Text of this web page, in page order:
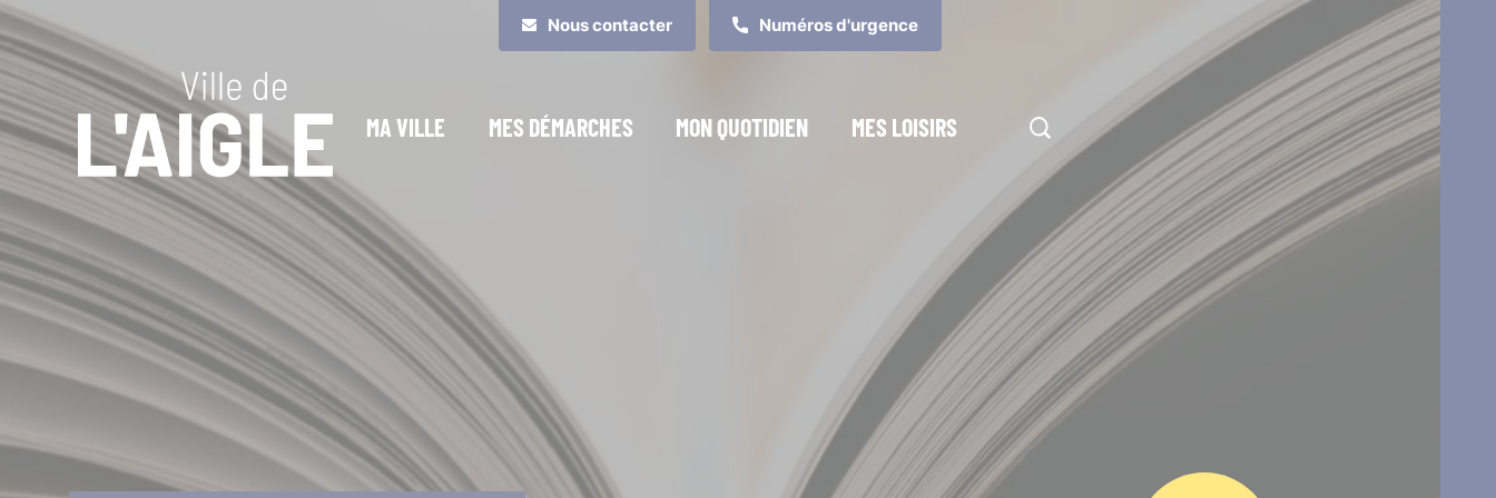
Nous contacter Numéros d'urgence
MA VILLE MES DÉMARCHES MON QUOTIDIEN MES LOISIRS
Cookies management panel